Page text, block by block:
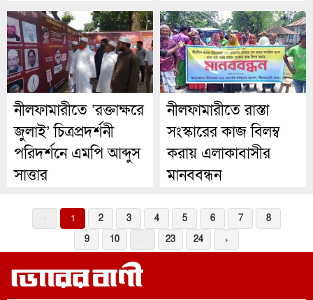
নীলফামারীতে ‘রক্তাক্ষরে
জুলাই’ চিত্রপ্রদর্শনী
পরিদর্শনে এমপি আব্দুস
সাত্তার
নীলফামারীতে রাস্তা
সংস্কারের কাজ বিলম্ব
করায় এলাকাবাসীর
মানববন্ধন
‹ 1 2 3 4 5 6 7
8
9
10 ... 23 24 ›